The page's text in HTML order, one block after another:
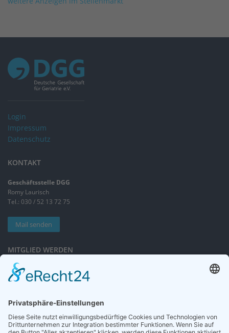
Login
Impressum
Datenschutz
KONTAKT
Geschäftsstelle DGG
Romy Laurisch
Tel.: 030 / 52 13 72 75
Mail senden
MITGLIED WERDEN
Sieben gute Gründe
für Ihre Mitgliedschaft